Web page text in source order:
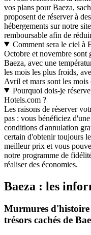
vos plans pour Baeza,
proposent de réserver à
hébergements sur notre
remboursable afin de
Comment sera le ciel à
Octobre et novembre sont
Baeza, avec une
les mois les plus froids,
Avril et mars sont les
Pourquoi dois-je
Hotels.com ?
Les raisons de réserver
pas : vous bénéficiez
conditions d'annulation
certain d'obtenir toujours
meilleur prix et vous
notre programme de
réaliser des économies.
Baeza : les
Murmures d'histoire
trésors cachés de